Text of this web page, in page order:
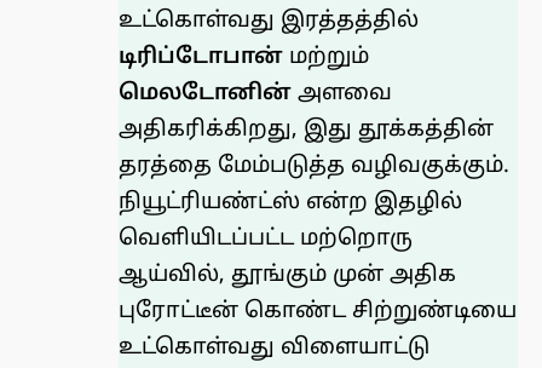
உட்கொள்வது இரத்தத்தில்
டிரிப்டோபான் மற்றும்
மெலடோனின் அளவை
அதிகரிக்கிறது, இது தூக்கத்தின்
தரத்தை மேம்படுத்த வழிவகுக்கும்.
நியூட்ரியண்ட்ஸ் என்ற இதழில்
வெளியிடப்பட்ட மற்றொரு
ஆய்வில், தூங்கும் முன் அதிக
புரோட்டீன் கொண்ட சிற்றுண்டியை
உட்கொள்வது விளையாட்டு